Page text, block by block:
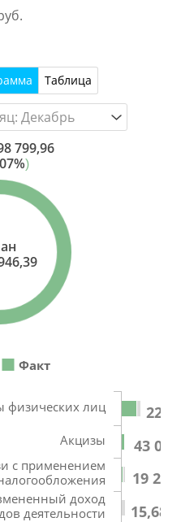
Таблица
799,96
)
Факт
физических лиц
Акцизы
с применением
доход
деятельности
223
43
19
15,68